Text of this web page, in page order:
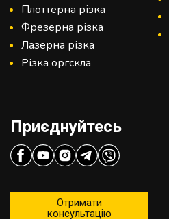
Плоттерна різка
Фрезерна різка
Лазерна різка
Різка оргскла
Приєднуйтесь
Отримати
консультацію